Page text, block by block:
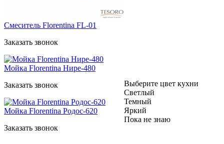
Смеситель Florentina FL-01
Заказать звонок
Мойка Florentina Нире-480
Заказать звонок
Мойка Florentina Родос-620
Заказать звонок
Выберите цвет кухни
Светлый
Темный
Яркий
Пока не знаю